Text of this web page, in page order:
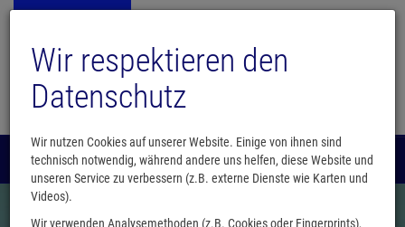
Wir respektieren den
Datenschutz
Wir nutzen Cookies auf unserer Website. Einige von ihnen sind
technisch notwendig, während andere uns helfen, diese Website und
unseren Service zu verbessern (z.B. externe Dienste wie Karten und
Videos).
Wir verwenden Analysemethoden (z.B. Cookies oder Fingerprints),
Menü 0